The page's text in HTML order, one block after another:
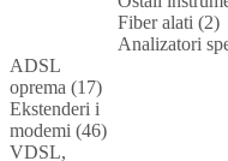
Fiber alati (2)
Analizatori
ADSL
oprema (17)
Ekstenderi i
modemi (46)
VDSL,